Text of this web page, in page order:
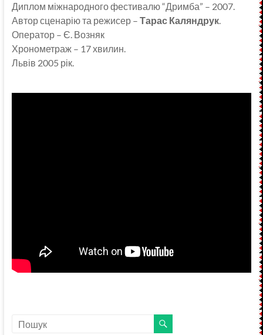
Диплом міжнародного фестивалю “Дримба” – 2007.
Автор сценарію та режисер – Тарас Каляндрук.
Оператор – Є. Возняк
Хронометраж – 17 хвилин.
Львів 2005 рік.